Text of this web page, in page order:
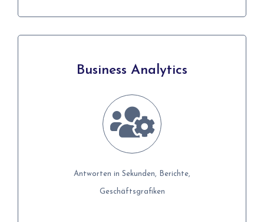
Business Analytics
Antworten in Sekunden, Berichte,
Geschäftsgrafiken
Business Analytics
Antworten in Sekunden, Berichte,
Geschäftsgrafiken